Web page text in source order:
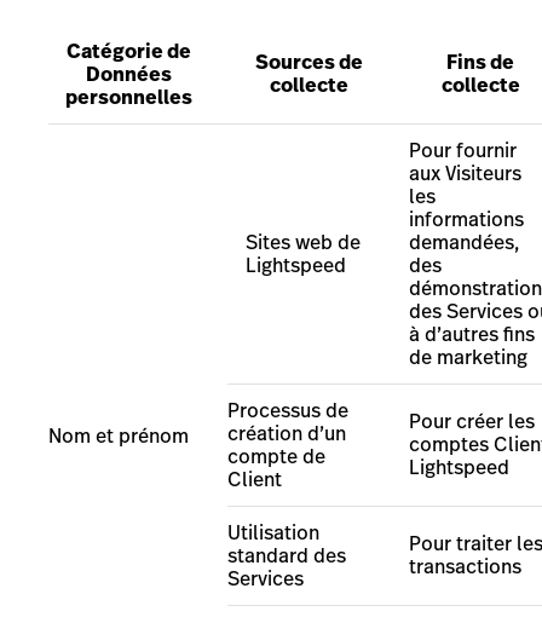
Catégorie de
Données
personnelles
Sources de
collecte
Fins de
collecte
Nom et prénom
Sites web de
Lightspeed
Pour fournir
aux Visiteurs
les
informations
demandées,
des
des Services
à d’autres fins
de marketing
Processus de
création d’un
compte de
Client
Pour créer les
comptes
Lightspeed
Utilisation
standard des
Services
Pour traiter les
transactions